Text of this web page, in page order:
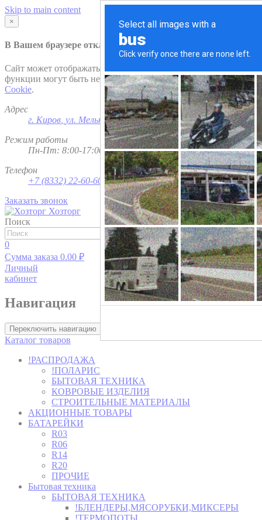
Skip to main content
×
В Вашем браузере отключена поддержка
Сайт может отображаться некорректно и/или некоторые
функции могут быть недоступны. Рекомендуем включить
Cookie.
Адрес
г. Киров ул. Мельничная, д. 1
Режим работы
Пн-Пт: 8:00-17:00; Сб - Вс - выходной
Телефон
+7 (8332) 22-60-60
Заказать звонок
Хозторг
Поиск
Найти
0
Сумма заказа 0.00 ₽
Личный
кабинет
Навигация
Переключить навигацию
Каталог товаров
!РАСПРОДАЖА
!ПОЛАРИС
БЫТОВАЯ ТЕХНИКА
КОВРОВЫЕ ИЗДЕЛИЯ
СТРОИТЕЛЬНЫЕ МАТЕРИАЛЫ
АКЦИОННЫЕ ТОВАРЫ
БАТАРЕЙКИ
R03
R06
R14
R20
ПРОЧИЕ
Бытовая техника
БЫТОВАЯ ТЕХНИКА
!БЛЕНДЕРЫ,МЯСОРУБКИ,МИКСЕРЫ